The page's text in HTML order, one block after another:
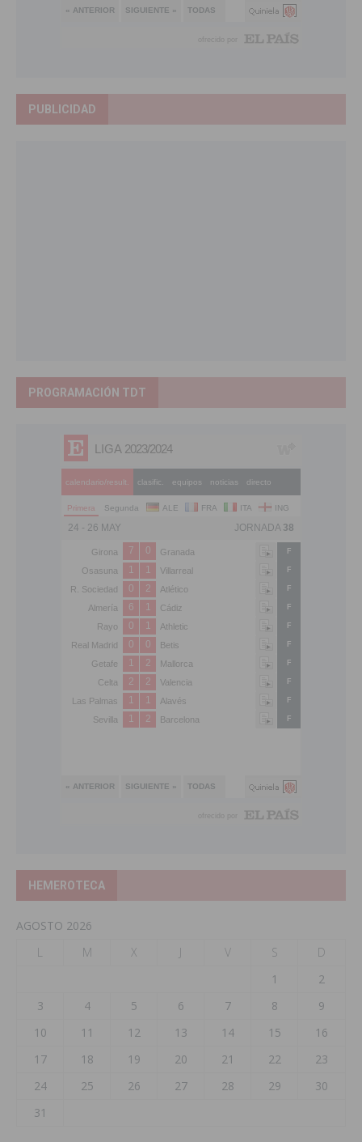
PUBLICIDAD
PROGRAMACIÓN TDT
HEMEROTECA
AGOSTO 2026
L
M X J V S
D
1
2
3
4 5 6 7 8
9
10
11 12 13 14 15
16
17
18 19 20 21 22
23
24
25 26 27 28 29
30
31